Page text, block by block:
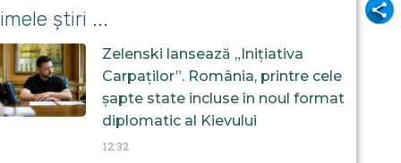
știri ...
Zelenski lansează „Inițiativa
Carpaților”. România, printre cele
șapte state incluse în noul format
diplomatic al Kievului
12:32